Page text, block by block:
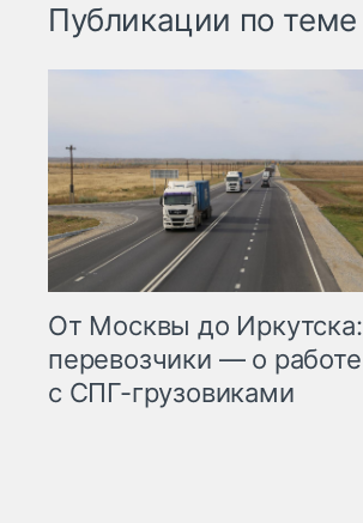
Публикации по теме
От Москвы до Иркутска:
перевозчики — о работе
с СПГ-грузовиками